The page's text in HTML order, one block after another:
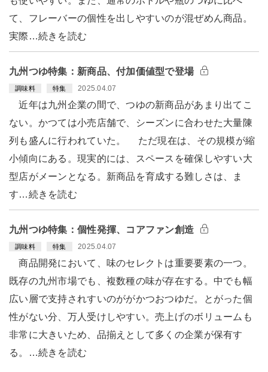
て、フレーバーの個性を出しやすいのが混ぜめん商品。
実際…続きを読む
九州つゆ特集：新商品、付加価値型で登場
調味料 特集 2025.04.07
近年は九州企業の間で、つゆの新商品があまり出てこ
ない。かつては小売店舗で、シーズンに合わせた大量陳
列も盛んに行われていた。 ただ現在は、その規模が縮
小傾向にある。現実的には、スペースを確保しやすい大
型店がメーンとなる。新商品を育成する難しさは、ま
す…続きを読む
九州つゆ特集：個性発揮、コアファン創造
調味料 特集 2025.04.07
商品開発において、味のセレクトは重要要素の一つ。
既存の九州市場でも、複数種の味が存在する。中でも幅
広い層で支持されすいのががかつおつゆだ。とがった個
性がない分、万人受けしやすい。売上げのボリュームも
非常に大きいため、品揃えとして多くの企業が保有す
る。…続きを読む